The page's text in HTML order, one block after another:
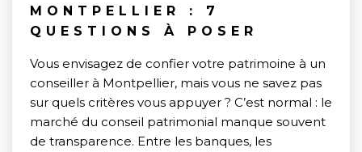
MONTPELLIER : 7
QUESTIONS À POSER
Vous envisagez de confier votre patrimoine à un
conseiller à Montpellier, mais vous ne savez pas
sur quels critères vous appuyer ? C’est normal : le
marché du conseil patrimonial manque souvent
de transparence. Entre les banques, les